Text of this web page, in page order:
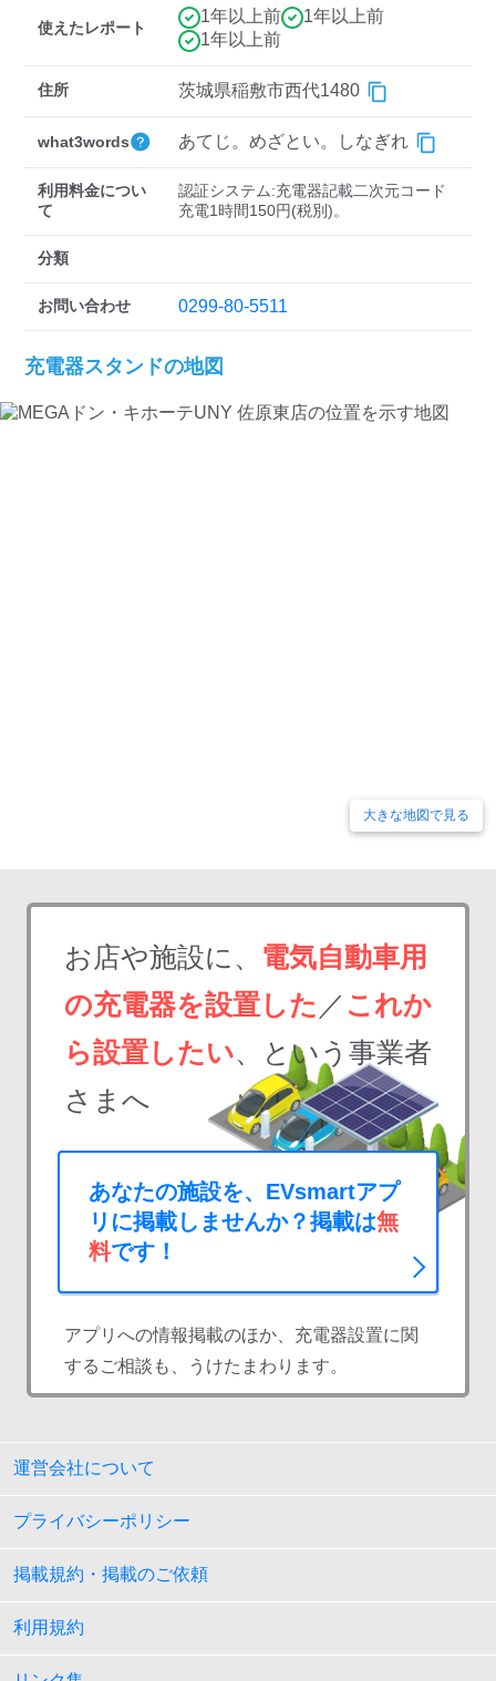
検索する
使えたレポート
1年以上前
1年以上前
1年以上前
住所 茨城県稲敷市西代1480
what3words あてじ。めざとい。しなぎれ
利用料金につい
て
認証システム:充電器記載二次元コード
充電1時間150円(税別)。
分類
お問い合わせ 0299-80-5511
充電器スタンドの地図
大きな地図で見る
お店や施設に、 電気自動車用
の充電器を設置した ／ これか
ら設置したい、という事業者
さまへ
あなたの施設を、EVsmartアプ
リに掲載しませんか？掲載は無
料です！
アプリへの情報掲載のほか、充電器設置に関
するご相談も、うけたまわります。
運営会社について
プライバシーポリシー
掲載規約・掲載のご依頼
利用規約